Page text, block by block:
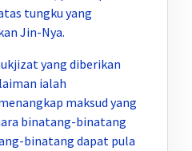
tungku yang
Jin-Nya.
yang diberikan
ialah
maksud yang
binatang-binatang
binatang dapat pula